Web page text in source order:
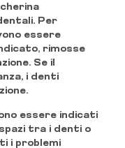
Per
essere
rimosse
Se il
i denti
essere indicati
tra i denti o
i problemi